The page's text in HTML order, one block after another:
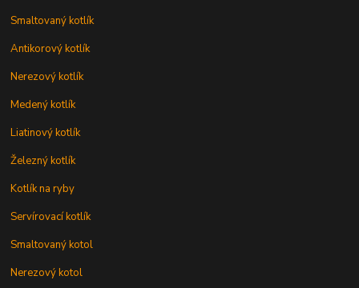
Smaltovaný kotlík
Antikorový kotlík
Nerezový kotlík
Medený kotlík
Liatinový kotlík
Železný kotlík
Kotlík na ryby
Servírovací kotlík
Smaltovaný kotol
Nerezový kotol